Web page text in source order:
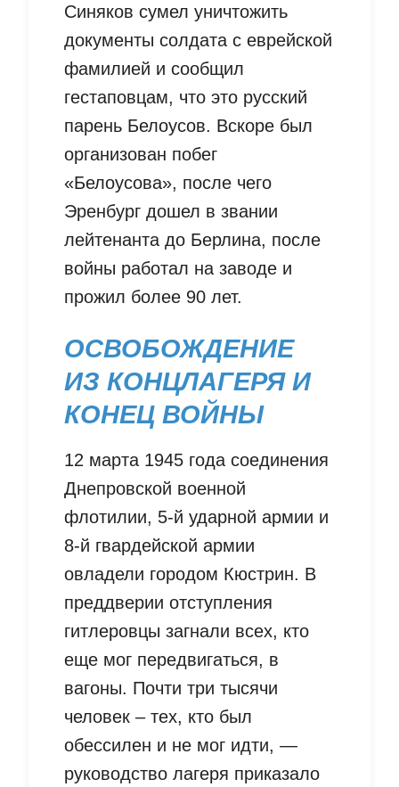
Синяков сумел уничтожить
документы солдата с еврейской
фамилией и сообщил
гестаповцам, что это русский
парень Белоусов. Вскоре был
организован побег
«Белоусова», после чего
Эренбург дошел в звании
лейтенанта до Берлина, после
войны работал на заводе и
прожил более 90 лет.
ОСВОБОЖДЕНИЕ
ИЗ КОНЦЛАГЕРЯ И
КОНЕЦ ВОЙНЫ
12 марта 1945 года соединения
Днепровской военной
флотилии, 5-й ударной армии и
8-й гвардейской армии
овладели городом Кюстрин. В
преддверии отступления
гитлеровцы загнали всех, кто
еще мог передвигаться, в
вагоны. Почти три тысячи
человек – тех, кто был
обессилен и не мог идти, —
руководство лагеря приказало